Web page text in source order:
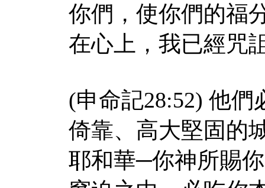
你們，使你們的福
在心上，我已經咒
(申命記28:52) 他
倚靠、高大堅固的
耶和華─你神所賜